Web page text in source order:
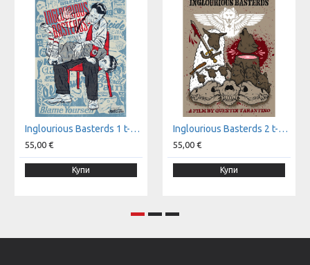
Inglourious Basterds 1 t-shirt
55,00 €
Купи
Inglourious Basterds 2 t-shirt
55,00 €
Купи